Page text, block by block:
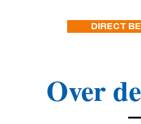
DIRECT
Over